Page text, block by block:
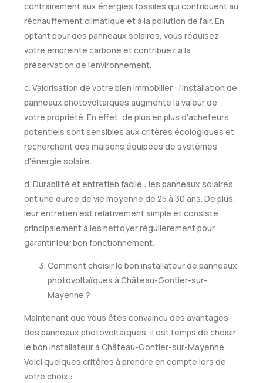
contrairement aux énergies fossiles qui contribuent au
réchauffement climatique et à la pollution de l'air. En
optant pour des panneaux solaires, vous réduisez
votre empreinte carbone et contribuez à la
préservation de l'environnement.
c. Valorisation de votre bien immobilier : l'installation de
panneaux photovoltaïques augmente la valeur de
votre propriété. En effet, de plus en plus d'acheteurs
potentiels sont sensibles aux critères écologiques et
recherchent des maisons équipées de systèmes
d'énergie solaire.
d. Durabilité et entretien facile : les panneaux solaires
ont une durée de vie moyenne de 25 à 30 ans. De plus,
leur entretien est relativement simple et consiste
principalement à les nettoyer régulièrement pour
garantir leur bon fonctionnement.
Comment choisir le bon installateur de panneaux
photovoltaïques à Château-Gontier-sur-
Mayenne ?
Maintenant que vous êtes convaincu des avantages
des panneaux photovoltaïques, il est temps de choisir
le bon installateur à Château-Gontier-sur-Mayenne.
Voici quelques critères à prendre en compte lors de
votre choix :